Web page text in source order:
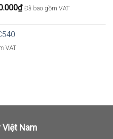
₫Khoảng
Đã bao gồm VAT
VAT
Việt Nam